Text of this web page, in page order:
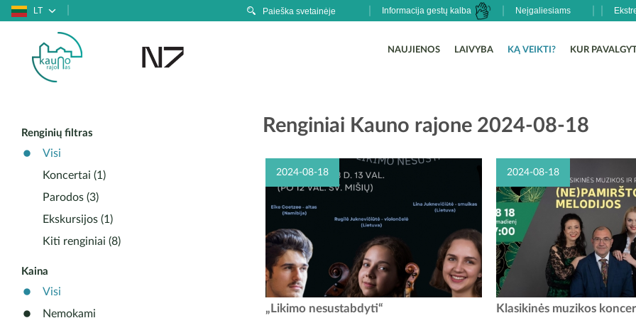
LT Neįgaliesiams
Informacija gestų kalba
NAUJIENOS LAIVYBA KĄ VEIKTI? KUR
Renginių filtras
Visi
Koncertai (1)
Parodos (3)
Ekskursijos (1)
Kiti renginiai (8)
Kaina
Visi
Nemokami
Renginiai Kauno rajone 2024-08-18
2024-08-18
Camino Lituano muzikos festivalis kviečia
„Likimo nesustabdyti“
2024-08-18
Toks renginys – unikali
Klasikinės muzikos